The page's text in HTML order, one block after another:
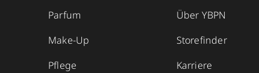
Parfum
Make-Up
Pflege
Über YBPN
Storefinder
Karriere